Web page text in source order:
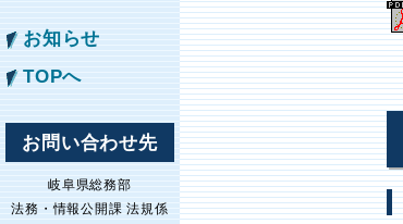
お知らせ
TOPへ
お問い合わせ先
岐阜県総務部
法務・情報公開課 法規係